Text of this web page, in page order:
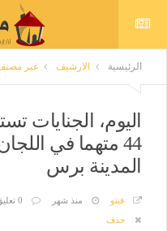
الرئيسية الارشيف غير
اليوم، الجنايات
44 متهما في
المدينة برس
فيتو منذ شهر 0 تعليق
حذف